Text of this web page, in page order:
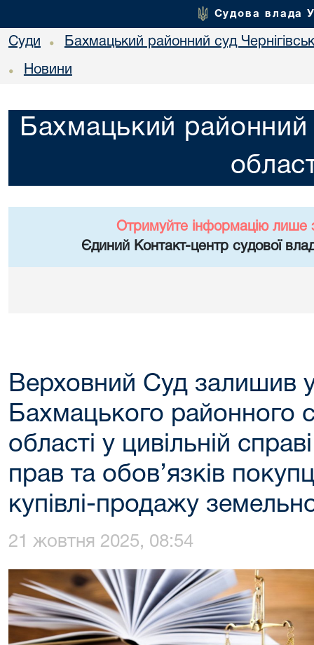
Судова влада
Суди • Бахмацький районний суд
• Новини
Бахмацький районний
Отримуйте інформацію лише
Єдиний Контакт-центр судової
Верховний Суд залишив
Бахмацького районного
області у цивільній
прав та обов’язків
купівлі-продажу
21 жовтня 2025, 08:54